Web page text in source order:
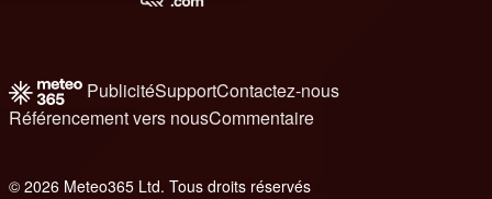
PublicitéSupportContactez-nous
Référencement vers nousCommentaire
© 2026 Meteo365 Ltd. Tous droits réservés